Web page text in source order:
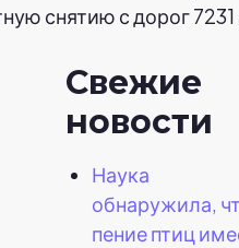
снятию с дорог
Свежие
новости
Наука
обнаружила,
пение птиц